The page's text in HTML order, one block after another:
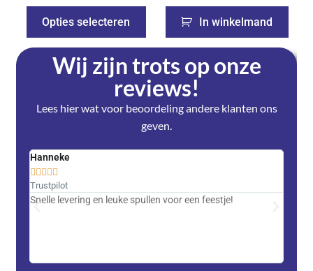
Opties selecteren In winkelmand
Wij zijn trots op onze
reviews!
Lees hier wat voor beoordeling andere klanten ons
geven.
Hanneke
    
Trustpilot
Snelle levering en leuke spullen voor een feestje!